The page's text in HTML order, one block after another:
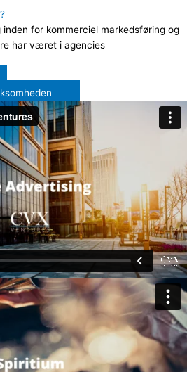
for kommerciel markedsføring og
har været i agencies